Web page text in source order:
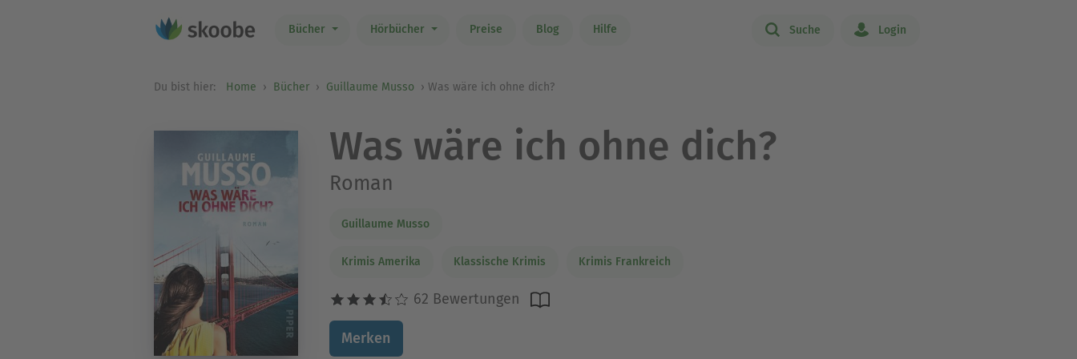
Bücher Hörbücher Preise Blog Hilfe Suche Login
Du bist hier: Home Bücher Guillaume Musso Was wäre ich ohne dich?
Was wäre ich ohne dich?
Roman
Guillaume Musso
Krimis Amerika Klassische Krimis Krimis Frankreich
62 Bewertungen
Merken